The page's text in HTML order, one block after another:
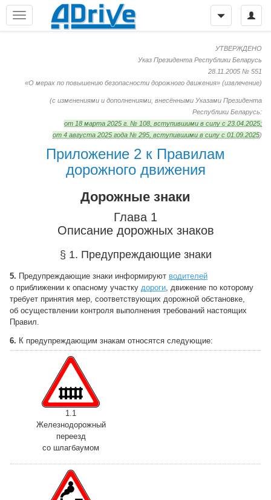
УТВЕРЖДЕНО
Указ Президента Республики Беларусь
28.11.2005 № 551
«О мерах по повышению безопасности дорожного движения» (извлечение)
(с изменениями и дополнениями, внесёнными Указами Президента
Республики Беларусь:
от 18 марта 2025 г. № 108, вступившими в силу с 23.04.2025;
от 4 августа 2025 года № 295, вступившими в силу с 01.09.2025)
Приложение 2 к Правилам
дорожного движения
Дорожные знаки
Глава 1
Описание дорожных знаков
§ 1. Предупреждающие знаки
5. Предупреждающие знаки информируют водителей
о приближении к опасному участку дороги, движение по которому
требует принятия мер, соответствующих дорожной обстановке,
об осуществлении контроля выполнения требований настоящих
Правил.
6. К предупреждающим знакам относятся следующие:
1.1
Железнодорожный
переезд
со шлагбаумом